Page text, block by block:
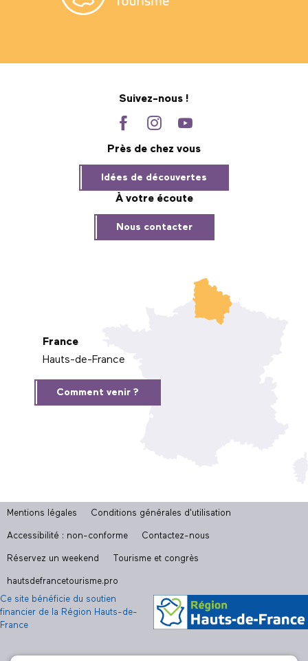
Suivez-nous !
Près de chez vous
Idées de découvertes
À votre écoute
Nous contacter
France
Hauts-de-France
Comment venir ?
Mentions légales Conditions générales d'utilisation
Accessibilité : non-conforme Contactez-nous
Réservez un weekend Tourisme et congrès
hautsdefrancetourisme.pro
Ce site bénéficie du soutien
financier de la Région Hauts-de-
France